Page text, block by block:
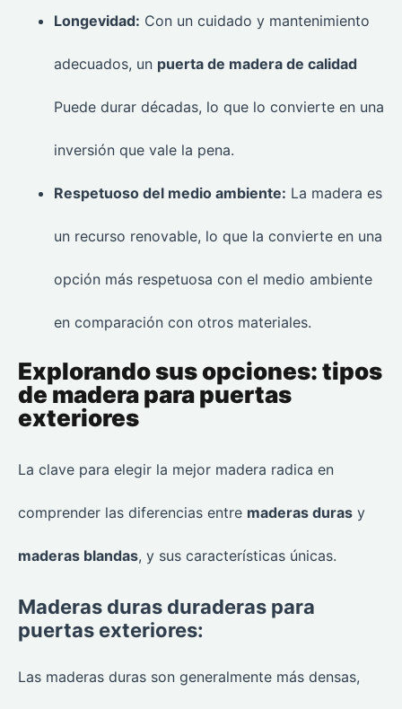
Longevidad: Con un cuidado y mantenimiento
adecuados, un puerta de madera de calidad
Puede durar décadas, lo que lo convierte en una
inversión que vale la pena.
Respetuoso del medio ambiente: La madera es
un recurso renovable, lo que la convierte en una
opción más respetuosa con el medio ambiente
en comparación con otros materiales.
Explorando sus opciones: tipos
de madera para puertas
exteriores
La clave para elegir la mejor madera radica en
comprender las diferencias entre maderas duras y
maderas blandas, y sus características únicas.
Maderas duras duraderas para
puertas exteriores:
Las maderas duras son generalmente más densas,